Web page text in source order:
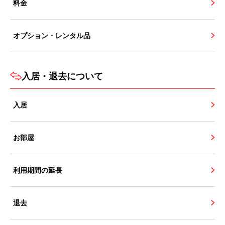
料金
オプション・レンタル品
入居・退去について
入居
お部屋
利用期間の延長
退去